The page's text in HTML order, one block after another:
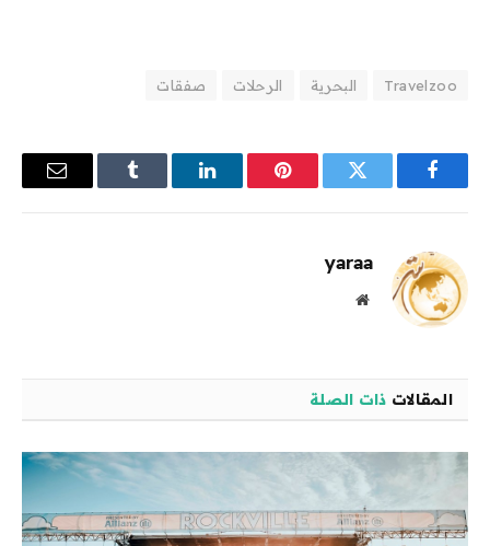
Travelzoo البحرية الرحلات صفقات
فيسبوك تويتر بينتيريستلينكدإن Tumblr
البريد
yaraa
موقع
المقالات ذات الصلة